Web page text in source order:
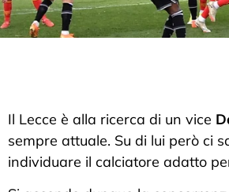
Il Lecce è alla ricerca di un vice
sempre attuale. Su di lui però ci
individuare il calciatore adatto